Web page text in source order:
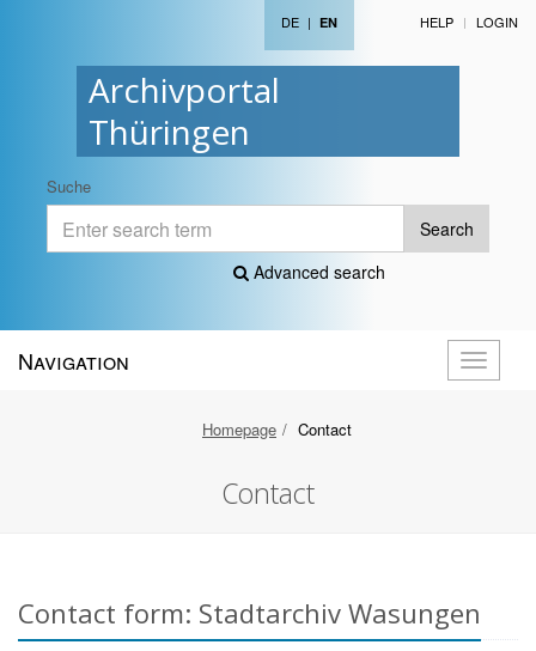
Archivportal
Thüringen
DE | EN HELP LOGIN
Suche
Search
Advanced search
Toggle
Navigation
Homepage Contact
Contact
Contact form: Stadtarchiv Wasungen